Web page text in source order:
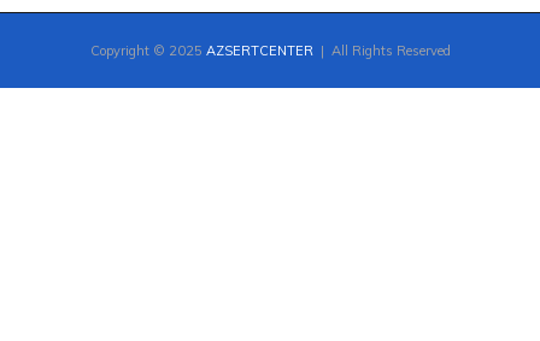
Copyright © 2025 AZSERTCENTER | All Rights Reserved